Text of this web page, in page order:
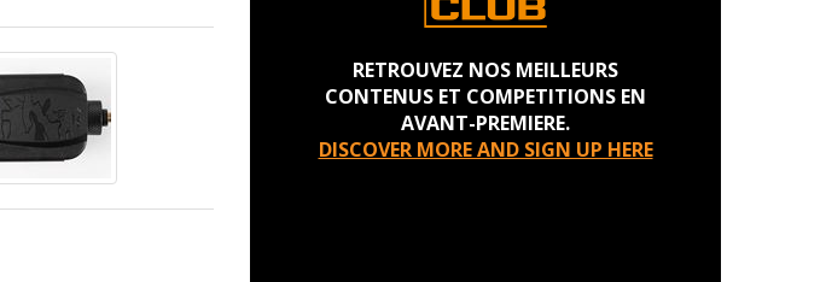
RETROUVEZ NOS MEILLEURS
CONTENUS ET COMPETITIONS EN
AVANT-PREMIERE.
DISCOVER MORE AND SIGN UP HERE